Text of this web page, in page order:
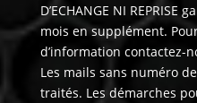
D’ECHANGE NI
mois en supplément.
d’information contactez-
Les mails sans numéro
traités. Les démarches